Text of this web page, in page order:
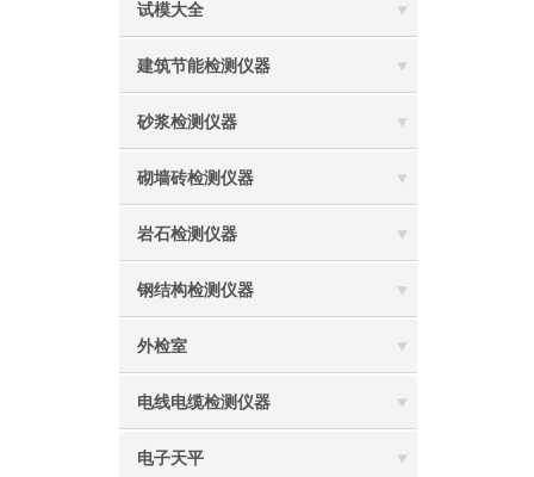
试模大全
建筑节能检测仪器
砂浆检测仪器
砌墙砖检测仪器
岩石检测仪器
钢结构检测仪器
外检室
电线电缆检测仪器
电子天平